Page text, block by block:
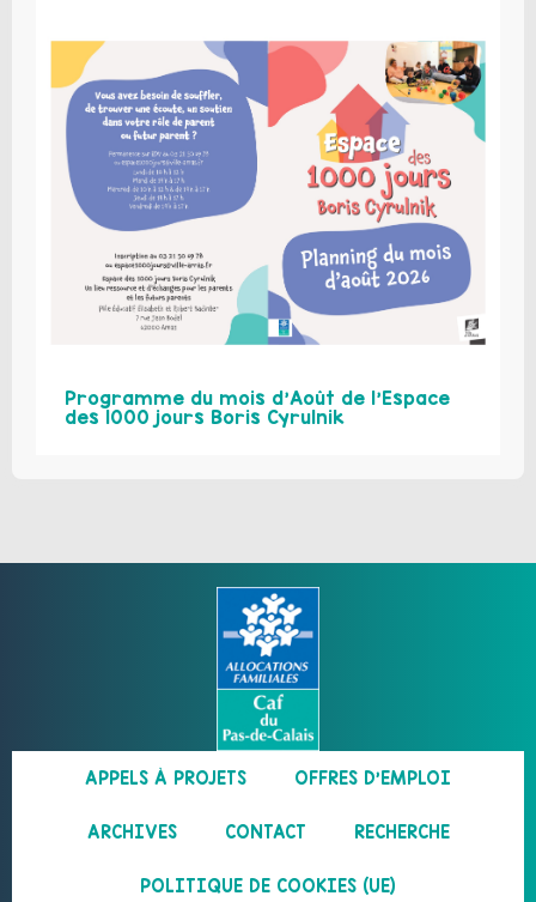
Programme du mois d’Août de l’Espace
des 1000 jours Boris Cyrulnik
APPELS À PROJETS OFFRES D’EMPLOI
ARCHIVES CONTACT RECHERCHE
POLITIQUE DE COOKIES (UE)